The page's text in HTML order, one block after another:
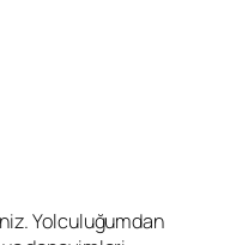
Yolculuğumdan